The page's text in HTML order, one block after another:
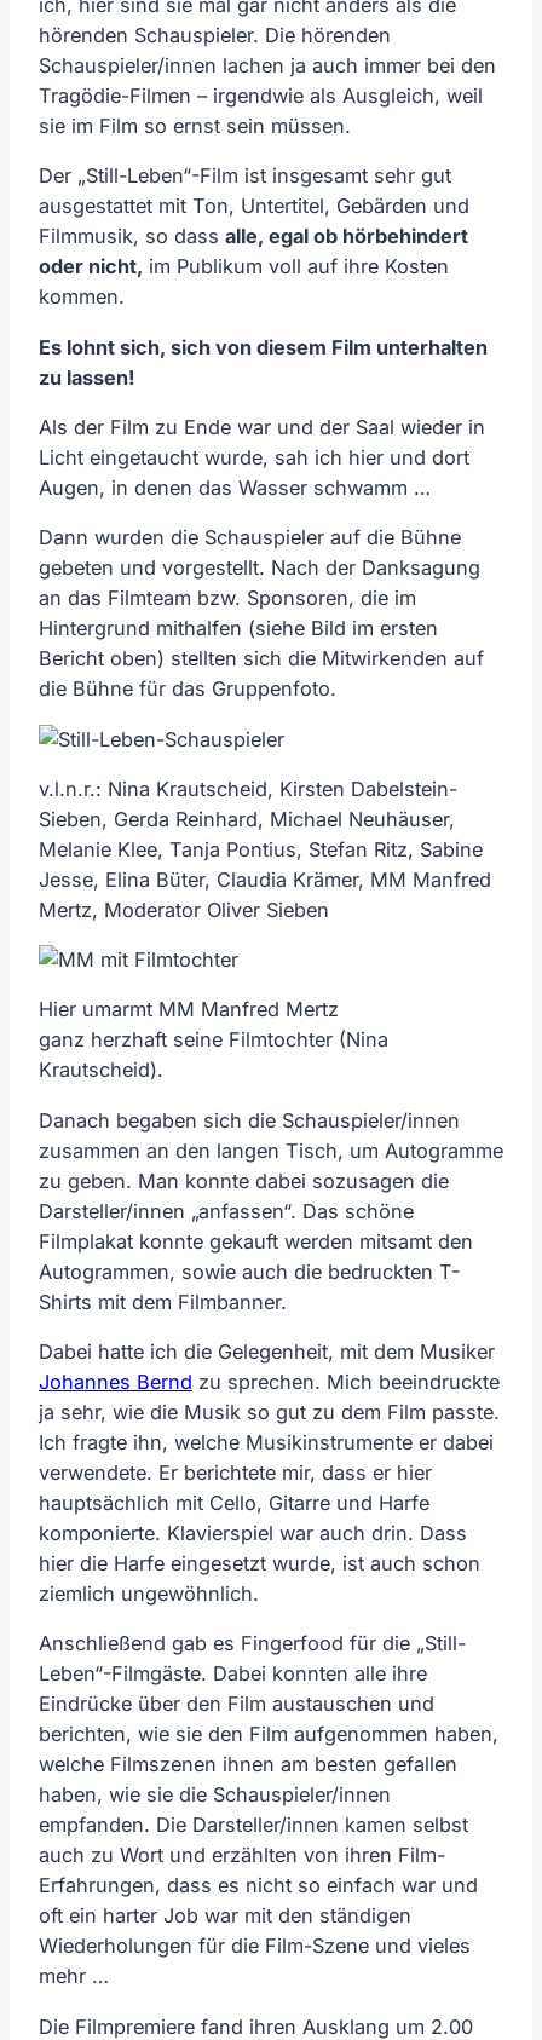
ich, hier sind sie mal gar nicht anders als die
hörenden Schauspieler. Die hörenden
Schauspieler/innen lachen ja auch immer bei den
Tragödie-Filmen – irgendwie als Ausgleich, weil
sie im Film so ernst sein müssen.
Der „Still-Leben“-Film ist insgesamt sehr gut
ausgestattet mit Ton, Untertitel, Gebärden und
Filmmusik, so dass alle, egal ob hörbehindert
oder nicht, im Publikum voll auf ihre Kosten
kommen.
Es lohnt sich, sich von diesem Film unterhalten
zu lassen!
Als der Film zu Ende war und der Saal wieder in
Licht eingetaucht wurde, sah ich hier und dort
Augen, in denen das Wasser schwamm …
Dann wurden die Schauspieler auf die Bühne
gebeten und vorgestellt. Nach der Danksagung
an das Filmteam bzw. Sponsoren, die im
Hintergrund mithalfen (siehe Bild im ersten
Bericht oben) stellten sich die Mitwirkenden auf
die Bühne für das Gruppenfoto.
v.l.n.r.: Nina Krautscheid, Kirsten Dabelstein-
Sieben, Gerda Reinhard, Michael Neuhäuser,
Melanie Klee, Tanja Pontius, Stefan Ritz, Sabine
Jesse, Elina Büter, Claudia Krämer, MM Manfred
Mertz, Moderator Oliver Sieben
Hier umarmt MM Manfred Mertz
ganz herzhaft seine Filmtochter (Nina
Krautscheid).
Danach begaben sich die Schauspieler/innen
zusammen an den langen Tisch, um Autogramme
zu geben. Man konnte dabei sozusagen die
Darsteller/innen „anfassen“. Das schöne
Filmplakat konnte gekauft werden mitsamt den
Autogrammen, sowie auch die bedruckten T-
Shirts mit dem Filmbanner.
Dabei hatte ich die Gelegenheit, mit dem Musiker
Johannes Bernd zu sprechen. Mich beeindruckte
ja sehr, wie die Musik so gut zu dem Film passte.
Ich fragte ihn, welche Musikinstrumente er dabei
verwendete. Er berichtete mir, dass er hier
hauptsächlich mit Cello, Gitarre und Harfe
komponierte. Klavierspiel war auch drin. Dass
hier die Harfe eingesetzt wurde, ist auch schon
ziemlich ungewöhnlich.
Anschließend gab es Fingerfood für die „Still-
Leben“-Filmgäste. Dabei konnten alle ihre
Eindrücke über den Film austauschen und
berichten, wie sie den Film aufgenommen haben,
welche Filmszenen ihnen am besten gefallen
haben, wie sie die Schauspieler/innen
empfanden. Die Darsteller/innen kamen selbst
auch zu Wort und erzählten von ihren Film-
Erfahrungen, dass es nicht so einfach war und
oft ein harter Job war mit den ständigen
Wiederholungen für die Film-Szene und vieles
mehr …
Die Filmpremiere fand ihren Ausklang um 2.00